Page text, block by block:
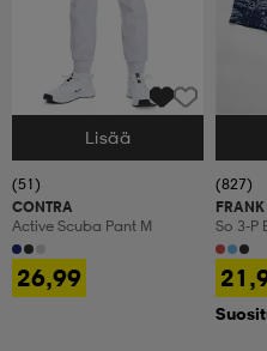
Valitse Koko
Lisää
(51)
CONTRA
Active Scuba Pant M
26,99
(827)
So 3-P